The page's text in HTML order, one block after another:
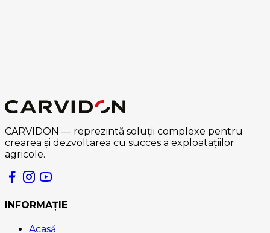
CARVIDON — reprezintă soluții complexe pentru
crearea și dezvoltarea cu succes a exploatațiilor
agricole.
INFORMAȚIE
Acasă